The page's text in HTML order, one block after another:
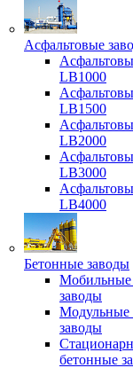
Асфальтовые
LB1000
LB1500
LB2000
LB3000
LB4000
Бетонные заводы
Мобильные
заводы
Модульные
заводы
бетонные